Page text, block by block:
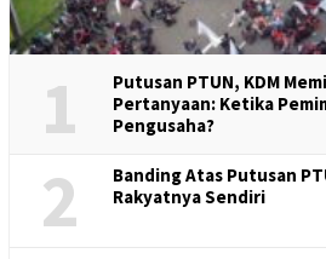
1
Putusan PTUN, KDM
Pertanyaan: Ketika
Pengusaha?
2
Banding Atas Putusan
Rakyatnya Sendiri